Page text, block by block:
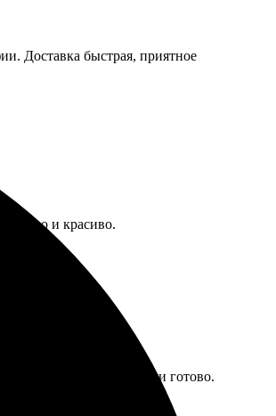
Доставка быстрая, приятное
и красиво.
быстрый, пару кликов — и готово.